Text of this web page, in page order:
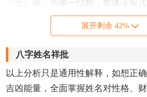
『士』 字，为单一结构，繁体字写
字，为上下结构，繁体字写
划。
该名字的五格笔画搭配为： 3-11，
士毫名字性格印象
展开剩余 42%
八字姓名祥批
以上分析只是通用性解释，如想正
吉凶能量，全面掌握姓名对性格、